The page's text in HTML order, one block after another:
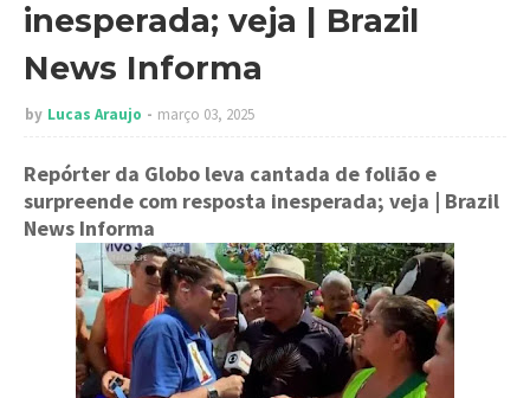
inesperada; veja | Brazil
News Informa
by Lucas Araujo março 03, 2025
Repórter da Globo leva cantada de folião e
surpreende com resposta inesperada; veja | Brazil
News Informa